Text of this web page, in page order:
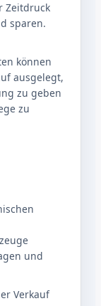
Zeitdruck
sparen.
können
ausgelegt,
zu geben
zu
und
Verkauf